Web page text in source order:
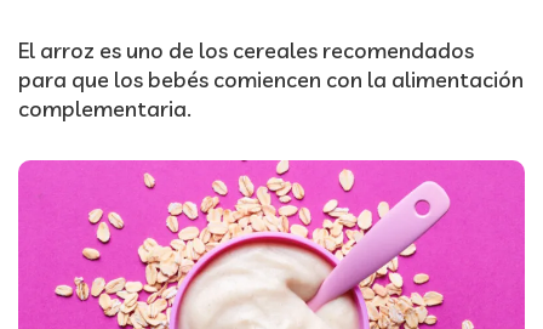
El arroz es uno de los cereales recomendados
para que los bebés comiencen con la alimentación
complementaria.